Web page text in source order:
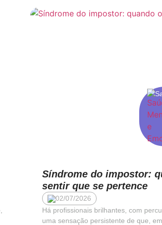
Síndrome do impostor:
sentir que se pertence
02/07/2026
Há profissionais brilhantes, com
uma sensação persistente de que,